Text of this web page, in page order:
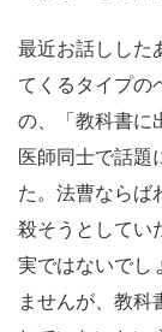
最近お話しした
てくるタイプの
の、「教科書に
医師同士で話題
た。法曹ならば
殺そうとしてい
実ではないでし
ませんが、教科